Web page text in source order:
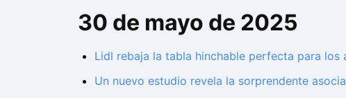
30 de mayo de 2025
Lidl rebaja la tabla hinchable perfecta para
Un nuevo estudio revela la sorprendente